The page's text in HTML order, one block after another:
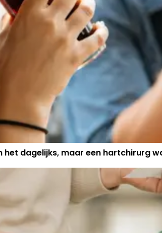
het dagelijks, maar een hartchirurg